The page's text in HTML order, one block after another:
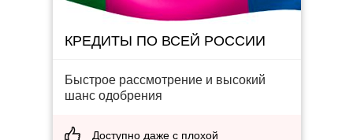
КРЕДИТЫ ПО ВСЕЙ РОССИИ
Быстрое рассмотрение и высокий
шанс одобрения
Доступно даже с плохой